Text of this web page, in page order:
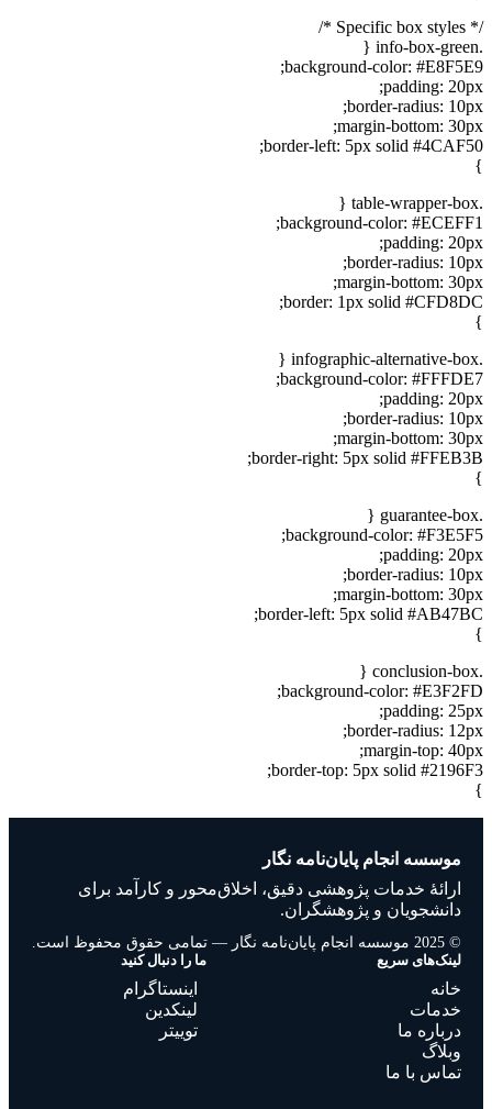
/* Specific box styles */
.info-box-green {
background-color: #E8F5E9;
padding: 20px;
border-radius: 10px;
margin-bottom: 30px;
border-left: 5px solid #4CAF50;
}
.table-wrapper-box {
background-color: #ECEFF1;
padding: 20px;
border-radius: 10px;
margin-bottom: 30px;
border: 1px solid #CFD8DC;
}
.infographic-alternative-box {
background-color: #FFFDE7;
padding: 20px;
border-radius: 10px;
margin-bottom: 30px;
border-right: 5px solid #FFEB3B;
}
.guarantee-box {
background-color: #F3E5F5;
padding: 20px;
border-radius: 10px;
margin-bottom: 30px;
border-left: 5px solid #AB47BC;
}
.conclusion-box {
background-color: #E3F2FD;
padding: 25px;
border-radius: 12px;
margin-top: 40px;
border-top: 5px solid #2196F3;
}
موسسه انجام پایان‌نامه نگار
ارائهٔ خدمات پژوهشی دقیق، اخلاق‌محور و کارآمد برای
دانشجویان و پژوهشگران.
© 2025 موسسه انجام پایان‌نامه نگار — تمامی حقوق محفوظ است.
لینک‌های سریع
خانه
خدمات
درباره ما
وبلاگ
تماس با ما
ما را دنبال کنید
اینستاگرام
لینکدین
توییتر